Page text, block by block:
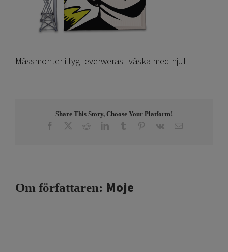
Mässmonter i tyg leverweras i väska med hjul
Share This Story, Choose Your Platform!
Facebook RedditLinkedInTumblr Pinterest
Vk E-
Om författaren: Moje